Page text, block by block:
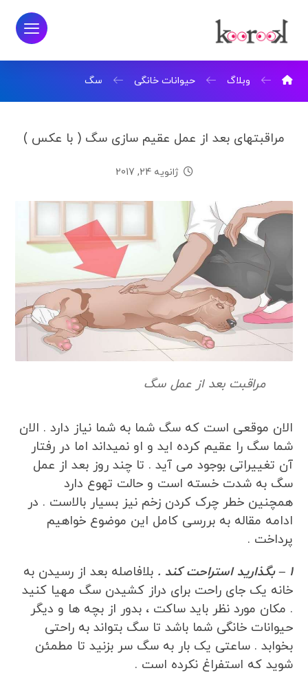
وبلاگ حیوانات خانگی سگ
مراقبتهای بعد از عمل عقیم سازی سگ ( با عکس )
ژانویه 24, 2017
مراقبت بعد از عمل سگ
الان موقعی است که سگ شما به شما نیاز دارد . الان
شما سگ را عقیم کرده اید و او نمیداند اما در رفتار
آن تغییراتی بوجود می آید . تا چند روز بعد از عمل
سگ به شدت خسته است و حالت تهوع دارد
همچنین خطر چرک کردن زخم نیز بسیار بالاست . در
ادامه مقاله به بررسی کامل این موضوع خواهیم
پرداخت .
1 – بگذارید استراحت کند .
بلافاصله بعد از رسیدن به
خانه یک جای راحت برای دراز کشیدن سگ مهیا کنید
. مکان مورد نظر باید ساکت ، بدور از بچه ها و دیگر
حیوانات خانگی شما باشد تا سگ بتواند به راحتی
بخوابد . ساعتی یک بار به سگ سر بزنید تا مطمئن
شوید که استفراغ نکرده است .